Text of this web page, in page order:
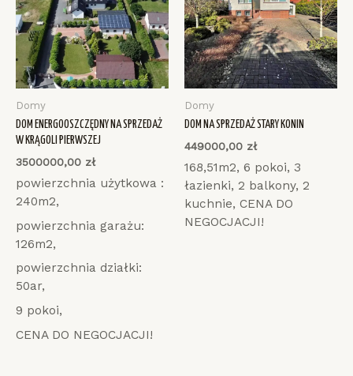
Domy
DOM ENERGOOSZCZĘDNY NA SPRZEDAŻ
W KRĄGOLI PIERWSZEJ
3500000,00 zł
powierzchnia użytkowa :
240m2,
powierzchnia garażu:
126m2,
powierzchnia działki:
50ar,
9 pokoi,
CENA DO NEGOCJACJI!
Domy
DOM NA SPRZEDAŻ STARY KONIN
449000,00 zł
168,51m2, 6 pokoi, 3
łazienki, 2 balkony, 2
kuchnie, CENA DO
NEGOCJACJI!